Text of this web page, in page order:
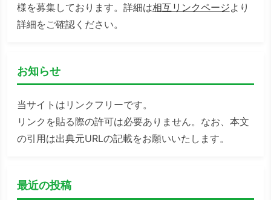
様を募集しております。詳細は相互リンクページより
詳細をご確認ください。
お知らせ
当サイトはリンクフリーです。
リンクを貼る際の許可は必要ありません。なお、本文
の引用は出典元URLの記載をお願いいたします。
最近の投稿